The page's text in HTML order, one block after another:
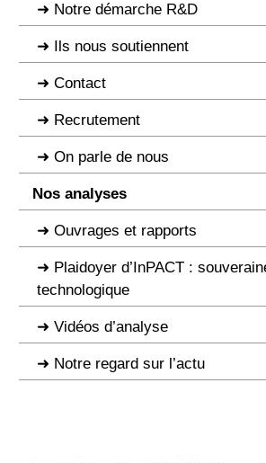
Notre démarche R&D
Ils nous soutiennent
Contact
Recrutement
On parle de nous
Nos analyses
Ouvrages et rapports
Plaidoyer d’InPACT :
technologique
Vidéos d’analyse
Notre regard sur l’actu